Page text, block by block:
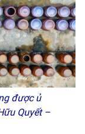
được ủ
Quyết –